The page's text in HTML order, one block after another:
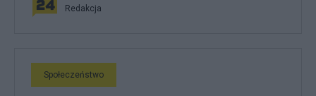
Redakcja
Społeczeństwo